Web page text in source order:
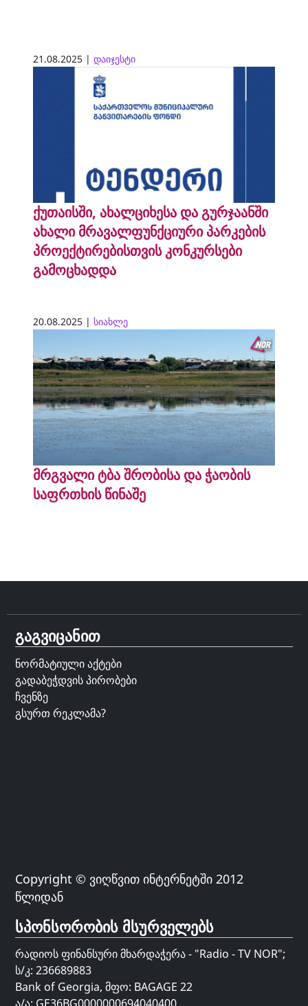
21.08.2025 | დაიჯესტი
ქუთაისში, ახალციხესა და გურჯაანში
ახალი მრავალფუნქციური პარკების
პროექტირებისთვის კონკურსები
გამოცხადდა
20.08.2025 | სიახლე
მრგვალი ტბა შრობისა და ჭაობის
საფრთხის წინაშე
გაგვიცანით
ნორმატიული აქტები
გადაბეჭდვის პირობები
ჩვენზე
გსურთ რეკლამა?
Copyright © ვიღწვით ინტერნეტში 2012
წლიდან
სპონსორობის მსურველებს
რადიოს ფინანსური მხარდაჭერა - "Radio - TV NOR";
ს/კ: 236689883
Bank of Georgia, მფო: BAGAGE 22